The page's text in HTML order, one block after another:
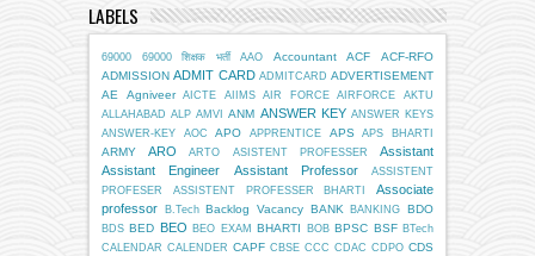
LABELS
69000 69000 शिक्षक भर्ती AAO Accountant ACF
ACF-RFO
ADMISSION ADMIT CARD ADMITCARD ADVERTISEMENT
AE
Agniveer AICTE AIIMS AIR FORCE AIRFORCE
AKTU
ALLAHABAD ALP AMVI ANM ANSWER KEY ANSWER KEYS
ANSWER-KEY
AOC APO APPRENTICE APS APS BHARTI
ARMY ARO ARTO ASISTENT PROFESSER
Assistant
Assistant Engineer
Assistant Professor
ASSISTENT
PROFESER
ASSISTENT PROFESSER BHARTI
Associate
professor
B.Tech Backlog Vacancy BANK BANKING BDO
BDS BED BEO BEO EXAM BHARTI BOB BPSC BSF BTech
CALENDAR CALENDER CAPF CBSE CCC CDAC CDPO CDS